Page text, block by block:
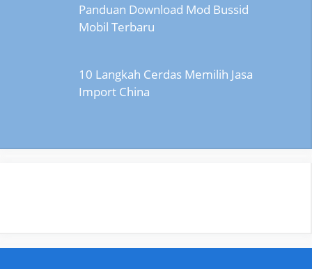
Panduan Download Mod Bussid
Mobil Terbaru
10 Langkah Cerdas Memilih Jasa
Import China